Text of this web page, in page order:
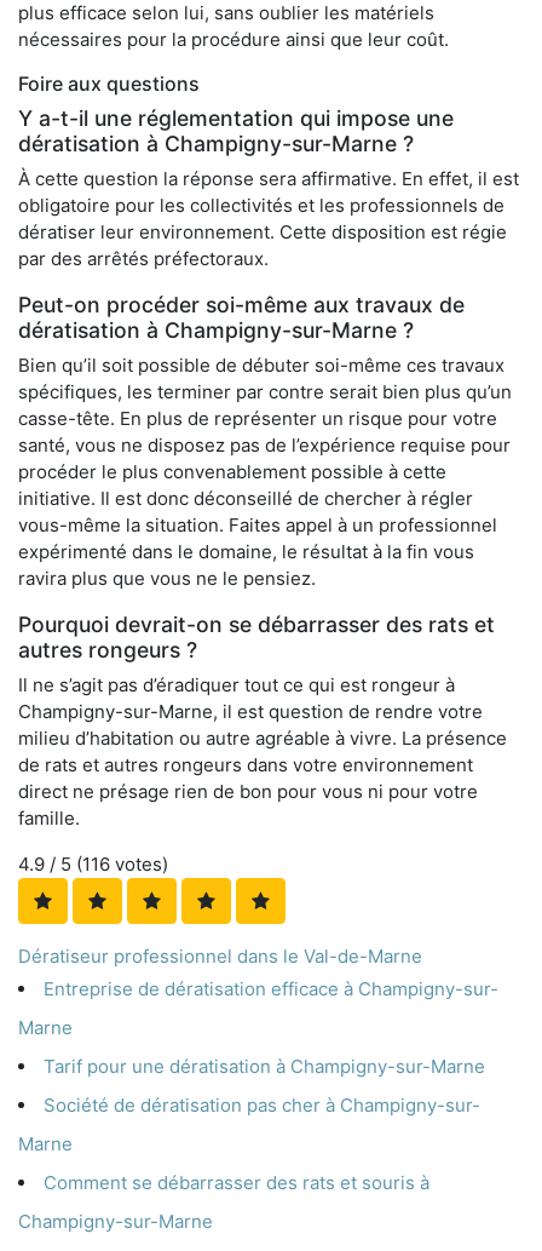
plus efficace selon lui, sans oublier les matériels
nécessaires pour la procédure ainsi que leur coût.
Foire aux questions
Y a-t-il une réglementation qui impose une
dératisation à Champigny-sur-Marne ?
À cette question la réponse sera affirmative. En effet, il est
obligatoire pour les collectivités et les professionnels de
dératiser leur environnement. Cette disposition est régie
par des arrêtés préfectoraux.
Peut-on procéder soi-même aux travaux de
dératisation à Champigny-sur-Marne ?
Bien qu’il soit possible de débuter soi-même ces travaux
spécifiques, les terminer par contre serait bien plus qu’un
casse-tête. En plus de représenter un risque pour votre
santé, vous ne disposez pas de l’expérience requise pour
procéder le plus convenablement possible à cette
initiative. Il est donc déconseillé de chercher à régler
vous-même la situation. Faites appel à un professionnel
expérimenté dans le domaine, le résultat à la fin vous
ravira plus que vous ne le pensiez.
Pourquoi devrait-on se débarrasser des rats et
autres rongeurs ?
Il ne s’agit pas d’éradiquer tout ce qui est rongeur à
Champigny-sur-Marne, il est question de rendre votre
milieu d’habitation ou autre agréable à vivre. La présence
de rats et autres rongeurs dans votre environnement
direct ne présage rien de bon pour vous ni pour votre
famille.
4.9 / 5 (116 votes)
Dératiseur professionnel dans le Val-de-Marne
Entreprise de dératisation efficace à Champigny-sur-
Marne
Tarif pour une dératisation à Champigny-sur-Marne
Société de dératisation pas cher à Champigny-sur-
Marne
Comment se débarrasser des rats et souris à
Champigny-sur-Marne